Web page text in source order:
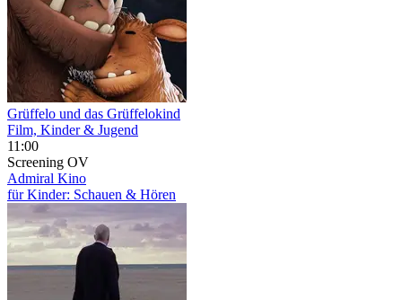
Grüffelo und das Grüffelokind
Film, Kinder & Jugend
11:00
Screening OV
Admiral Kino
für Kinder: Schauen & Hören